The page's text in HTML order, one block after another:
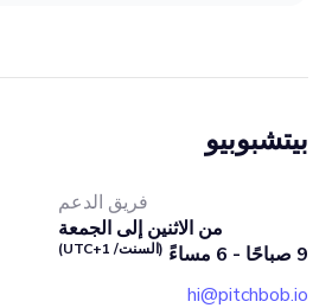
بيتشبوبيو
فريق الدعم
من الاثنين إلى الجمعة
9 صباحًا - 6 مساءً
(السنت/ UTC+1)
hi@pitchbob.io